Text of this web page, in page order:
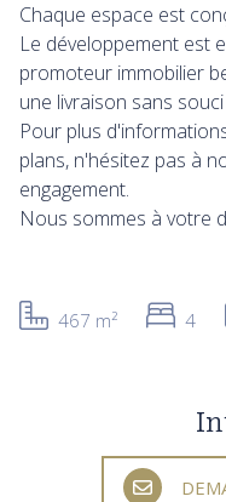
Chaque espace est
Le développement est
promoteur immobilier
une livraison sans
Pour plus
plans, n'hésitez pas à
engagement.
Nous sommes à votre
467 m² 4